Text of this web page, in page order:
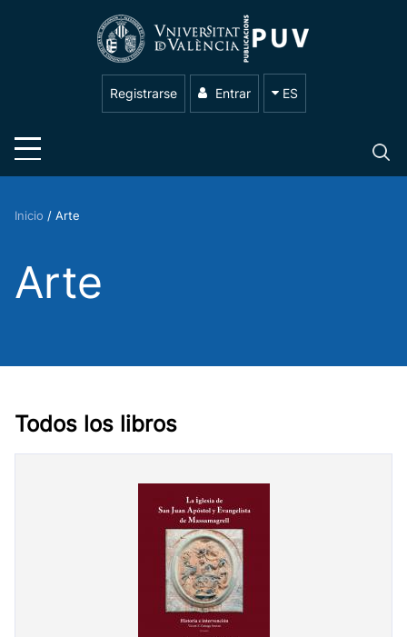
Registrarse Entrar ES
Inicio / Arte
Arte
Todos los libros